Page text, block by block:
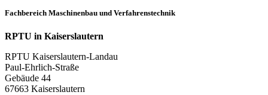
Fachbereich Maschinenbau und Verfahrenstechnik
RPTU in Kaiserslautern
RPTU Kaiserslautern-Landau
Paul-Ehrlich-Straße
Gebäude 44
67663 Kaiserslautern